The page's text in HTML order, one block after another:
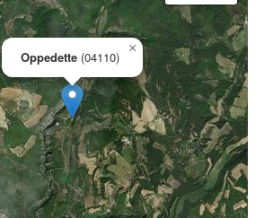
Oppedette (04110)
×